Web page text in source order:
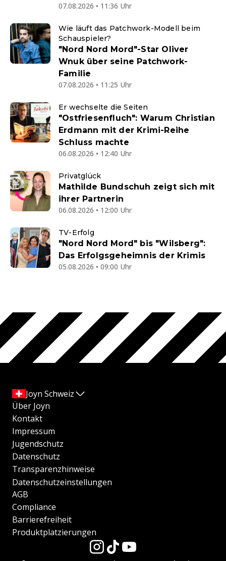
07.08.2026 • 11:36 Uhr
Wie läuft das Patchwork-Modell beim
Schauspieler?
"Nord Nord Mord"-Star Oliver
Wnuk über seine Patchwork-
Familie
07.08.2026 • 11:25 Uhr
Er wechselte die Seiten
"Ostfriesenfluch": Warum Christian
Erdmann mit der Krimi-Reihe
Schluss machte
06.08.2026 • 12:40 Uhr
Privatglück
Mathilde Bundschuh zeigt sich mit
ihrer Partnerin
06.08.2026 • 12:00 Uhr
TV-Erfolg
"Nord Nord Mord" bis "Wilsberg":
Das Erfolgsgeheimnis der Krimis
05.08.2026 • 09:00 Uhr
Joyn Schweiz
Über Joyn
Kontakt
Impressum
Jugendschutz
Datenschutz
Transparenzhinweise
Datenschutzeinstellungen
AGB
Compliance
Barrierefreiheit
Produktplatzierungen